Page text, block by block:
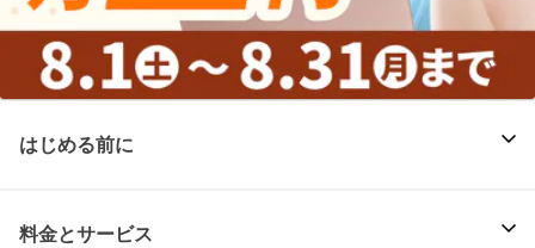
はじめる前に
料金とサービス